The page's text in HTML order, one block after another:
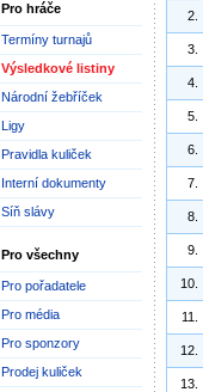
Pro hráče
Termíny turnajů
Výsledkové listiny
Národní žebříček
Ligy
Pravidla kuliček
Interní dokumenty
Síň slávy
Pro všechny
Pro pořadatele
Pro média
Pro sponzory
Prodej kuliček
2.
3.
4.
5.
6.
7.
8.
9.
10.
11.
12.
13.